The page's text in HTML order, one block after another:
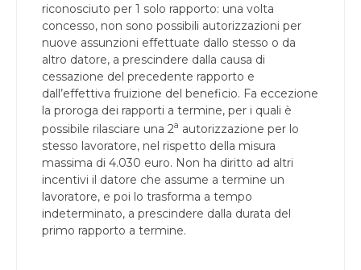
riconosciuto per 1 solo rapporto: una volta
concesso, non sono possibili autorizzazioni per
nuove assunzioni effettuate dallo stesso o da
altro datore, a prescindere dalla causa di
cessazione del precedente rapporto e
dall’effettiva fruizione del beneficio. Fa eccezione
la proroga dei rapporti a termine, per i quali è
possibile rilasciare una 2a autorizzazione per lo
stesso lavoratore, nel rispetto della misura
massima di 4.030 euro. Non ha diritto ad altri
incentivi il datore che assume a termine un
lavoratore, e poi lo trasforma a tempo
indeterminato, a prescindere dalla durata del
primo rapporto a termine.